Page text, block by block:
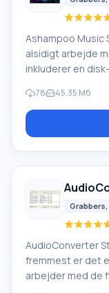
Ashampoo
alsidigt arbejde
inkluderer en
DVD, samt
beskadigede
nybegynder kan
78 45.35 Мб
AudioConverter
fremmest er det
arbejder med de